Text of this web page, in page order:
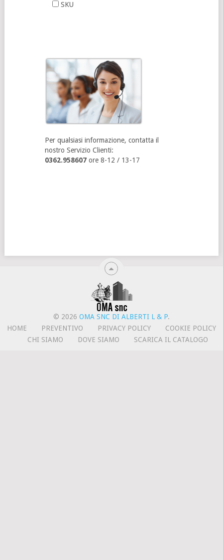
SKU
Per qualsiasi informazione, contatta il
nostro Servizio Clienti:
0362.958607ore 8-12 / 13-17
© 2026 OMA SNC DI ALBERTI L & P.
HOME
PREVENTIVO PRIVACY POLICY
COOKIE POLICY
CHI SIAMO
DOVE SIAMO SCARICA IL CATALOGO